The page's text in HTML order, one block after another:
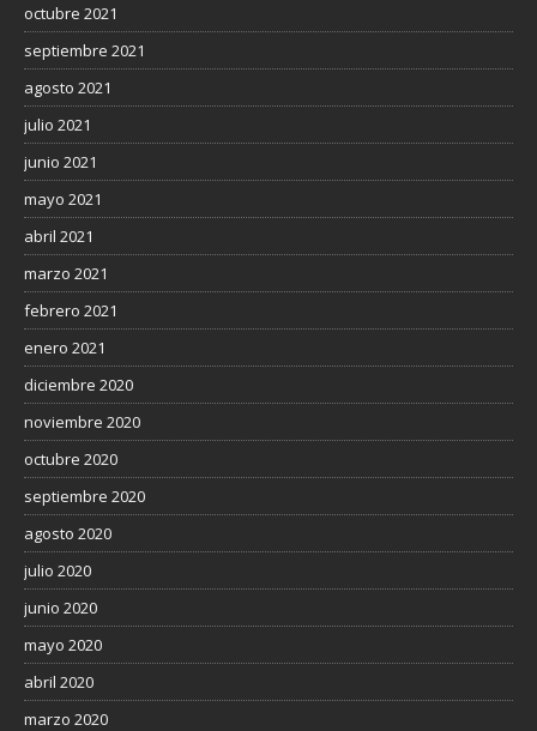
octubre 2021
septiembre 2021
agosto 2021
julio 2021
junio 2021
mayo 2021
abril 2021
marzo 2021
febrero 2021
enero 2021
diciembre 2020
noviembre 2020
octubre 2020
septiembre 2020
agosto 2020
julio 2020
junio 2020
mayo 2020
abril 2020
marzo 2020